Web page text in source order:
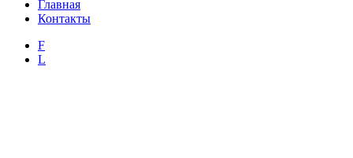
Главная
Контакты
F
L